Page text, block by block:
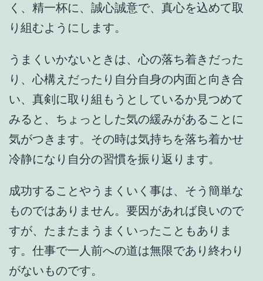
く、精一杯に、誠心誠意で、真心を込めて取
り組むようにします。
うまくいかないときは、心の落ち着きだった
り、心構えだったり自分自身の内面と向き合
い、真剣に取り組もうとしているか見つめて
みると、ちょっとした気の緩みがあることに
気がつきます。その時は気持ちを落ち着かせ
冷静になり自分の習慣を振り返ります。
成功することやうまくいく事は、そう簡単な
ものではありません。要因があれば良いので
すが、たまたまうまくいったこともありま
す。仕事で一人前への道は無限であり終わり
がないものです。